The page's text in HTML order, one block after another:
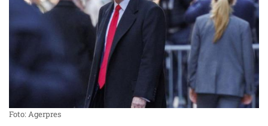
Foto: Agerpres